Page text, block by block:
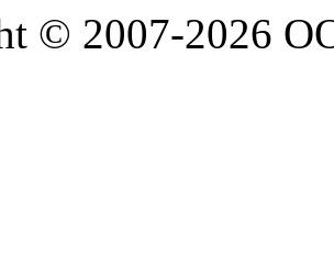
© 2007-2026